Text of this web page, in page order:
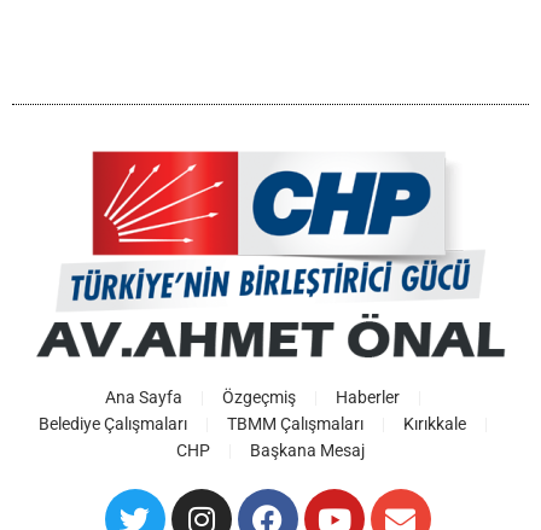
Ana Sayfa Özgeçmiş
Haberler
Belediye Çalışmaları
TBMM Çalışmaları
Kırıkkale
CHP
Başkana Mesaj